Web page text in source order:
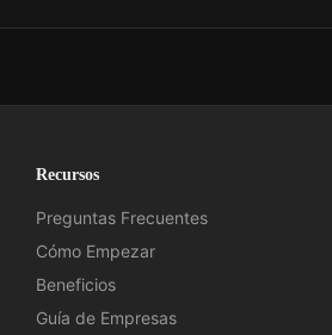
Recursos
Preguntas Frecuentes
Cómo Empezar
Beneficios
Guía de Empresas